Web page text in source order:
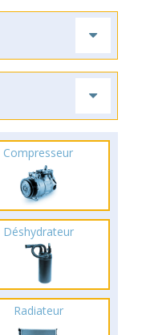
Compresseur
Déshydrateur
Radiateur